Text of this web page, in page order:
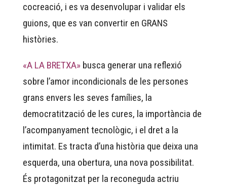
cocreació, i es va desenvolupar i validar els
guions, que es van convertir en GRANS
històries.
«A LA BRETXA» busca generar una reflexió
sobre l’amor incondicionals de les persones
grans envers les seves famílies, la
democratització de les cures, la importància de
l’acompanyament tecnològic, i el dret a la
intimitat. Es tracta d’una història que deixa una
esquerda, una obertura, una nova possibilitat.
És protagonitzat per la reconeguda actriu